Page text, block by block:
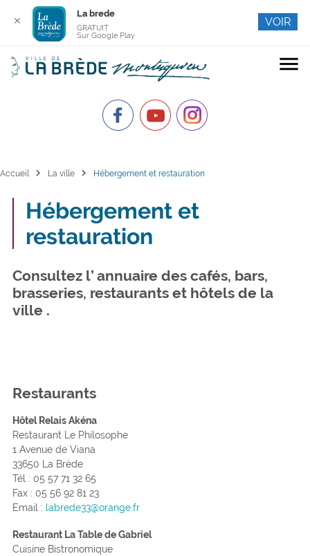
menu
Accueil chevron_right La ville chevron_right Hébergement et restauration
Hébergement et
restauration
Consultez l’ annuaire des cafés, bars,
brasseries, restaurants et hôtels de la
ville .
Restaurants
Hôtel Relais Akéna
Restaurant Le Philosophe
1 Avenue de Viana
33650 La Brède
Tél : 05 57 71 32 65
Fax : 05 56 92 81 23
Email : labrede33@orange.fr
Restaurant La Table de Gabriel
Cuisine Bistronomique
✕
La brede
GRATUIT
Sur Google Play
VOIR